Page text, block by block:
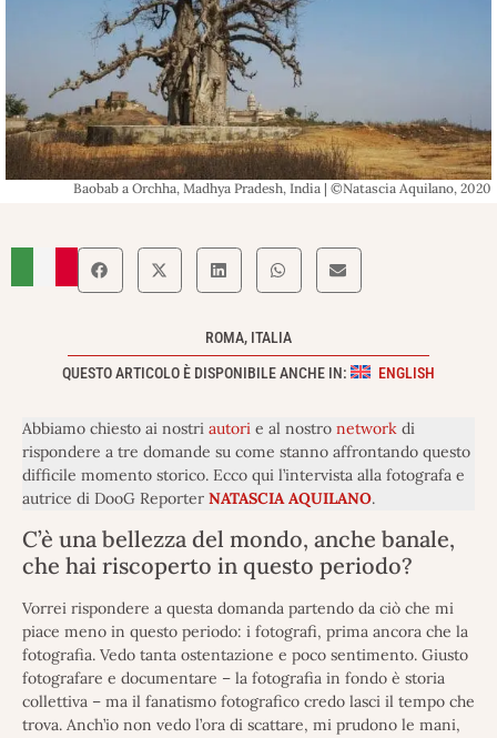
Baobab a Orchha, Madhya Pradesh, India | ©Natascia Aquilano, 2020
ROMA, ITALIA
QUESTO ARTICOLO È DISPONIBILE ANCHE IN:
ENGLISH
Abbiamo chiesto ai nostri autori e al nostro network di
rispondere a tre domande su come stanno affrontando questo
difficile momento storico. Ecco qui l’intervista alla fotografa e
autrice di DooG Reporter NATASCIA AQUILANO.
C’è una bellezza del mondo, anche banale,
che hai riscoperto in questo periodo?
Vorrei rispondere a questa domanda partendo da ciò che mi
piace meno in questo periodo: i fotografi, prima ancora che la
fotografia. Vedo tanta ostentazione e poco sentimento. Giusto
fotografare e documentare – la fotografia in fondo è storia
collettiva – ma il fanatismo fotografico credo lasci il tempo che
trova. Anch’io non vedo l’ora di scattare, mi prudono le mani,